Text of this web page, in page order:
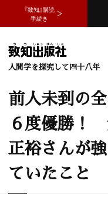
『致知』購読
手続き
人間学を探究して四十八年
前人未到の
６度優勝！
正裕さんが
ていたこと